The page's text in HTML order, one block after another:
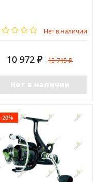
Нет в наличии
10 972 ₽ 13 715₽
Нет в наличии
-20%